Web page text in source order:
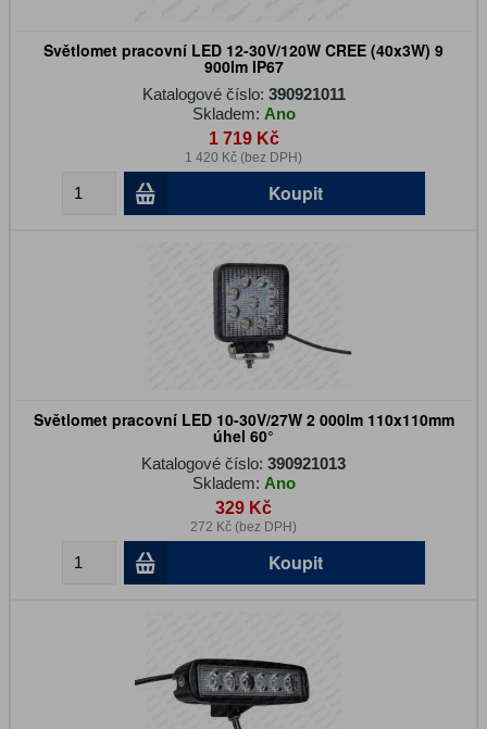
Světlomet pracovní LED 12-30V/120W CREE (40x3W) 9
900lm IP67
Katalogové číslo: 390921011
Skladem: Ano
1 719 Kč
1 420 Kč (bez DPH)
Koupit
Světlomet pracovní LED 10-30V/27W 2 000lm 110x110mm
úhel 60°
Katalogové číslo: 390921013
Skladem: Ano
329 Kč
272 Kč (bez DPH)
Koupit